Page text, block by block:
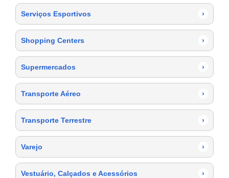
Serviços Esportivos ›
Shopping Centers ›
Supermercados ›
Transporte Aéreo ›
Transporte Terrestre ›
Varejo ›
Vestuário, Calçados e Acessórios ›